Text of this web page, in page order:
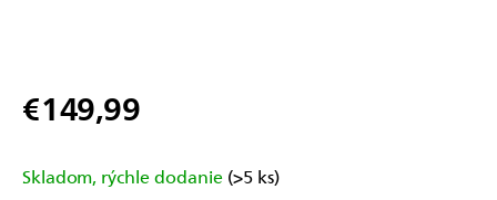
€149,99
cena:
Skladom, rýchle dodanie (>5 ks)